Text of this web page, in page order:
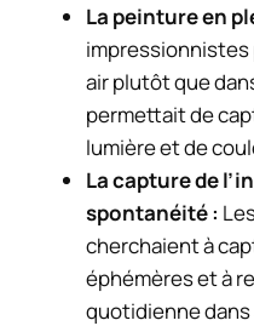
La peinture en
air plutôt que
permettait de
lumière et de
La capture de
spontanéité :
cherchaient à
éphémères et à
quotidienne